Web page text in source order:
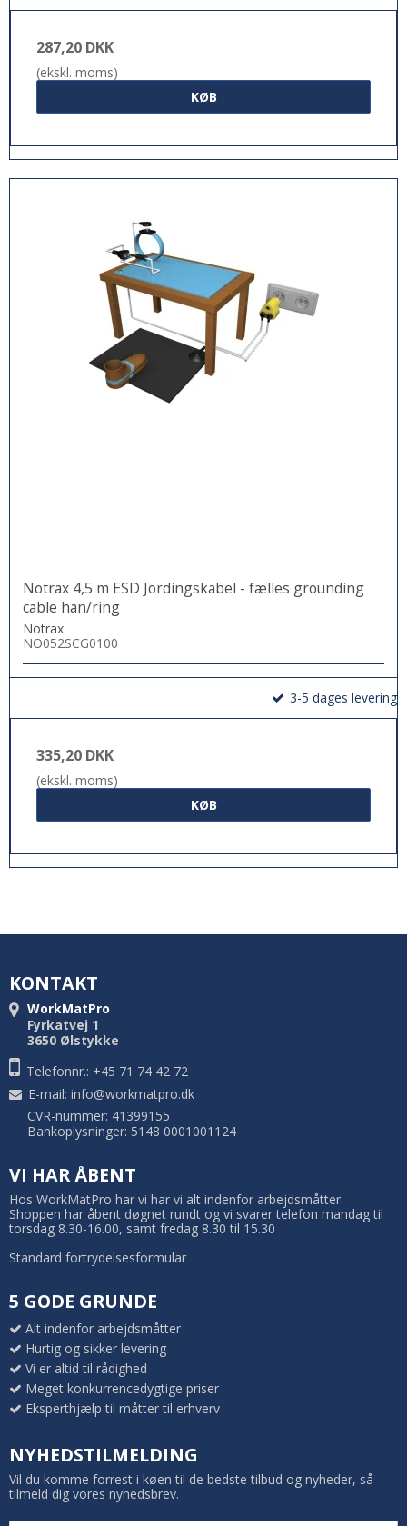
287,20 DKK
(ekskl. moms)
KØB
Notrax 4,5 m ESD Jordingskabel - fælles grounding
cable han/ring
Notrax
NO052SCG0100
3-5 dages levering
335,20 DKK
(ekskl. moms)
KØB
KONTAKT
WorkMatPro
Fyrkatvej 1
3650 Ølstykke
Telefonnr.: +45 71 74 42 72
E-mail: info@workmatpro.dk
CVR-nummer: 41399155
Bankoplysninger: 5148 0001001124
VI HAR ÅBENT
Hos WorkMatPro har vi har vi alt indenfor arbejdsmåtter.
Shoppen har åbent døgnet rundt og vi svarer telefon mandag til
torsdag 8.30-16.00, samt fredag 8.30 til 15.30
Standard fortrydelsesformular
5 GODE GRUNDE
Alt indenfor arbejdsmåtter
Hurtig og sikker levering
Vi er altid til rådighed
Meget konkurrencedygtige priser
Eksperthjælp til måtter til erhverv
NYHEDSTILMELDING
Vil du komme forrest i køen til de bedste tilbud og nyheder, så
tilmeld dig vores nyhedsbrev.